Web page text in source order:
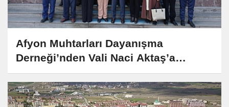
Afyon Muhtarları Dayanışma
Derneği’nden Vali Naci Aktaş’a
Anlamlı Ziyaret